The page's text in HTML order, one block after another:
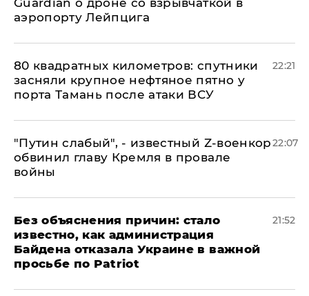
аэропорту Лейпцига
80 квадратных километров: спутники
засняли крупное нефтяное пятно у
порта Тамань после атаки ВСУ
22:21
​"Путин слабый", - известный Z-военкор
обвинил главу Кремля в провале
войны
22:07
Без объяснения причин: стало
известно, как администрация
Байдена отказала Украине в важной
просьбе по Patriot
21:52